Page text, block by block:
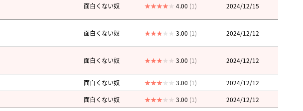
面白くない奴 4.00 (1) 2024/12/15
面白くない奴 3.00 (1) 2024/12/12
面白くない奴 3.00 (1) 2024/12/12
面白くない奴 3.00 (1)
2024/12/12
面白くない奴 3.00 (1)
2024/12/12